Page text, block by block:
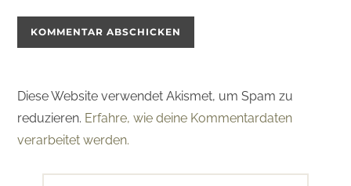
Diese Website verwendet Akismet, um Spam zu
reduzieren. Erfahre, wie deine Kommentardaten
verarbeitet werden.